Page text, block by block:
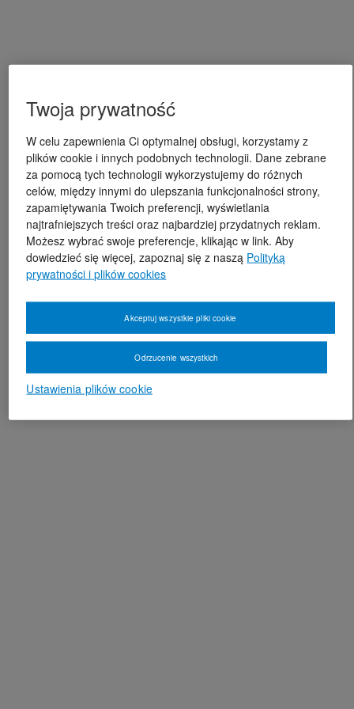
Twoja prywatność
W celu zapewnienia Ci optymalnej obsługi, korzystamy z
plików cookie i innych podobnych technologii. Dane zebrane
za pomocą tych technologii wykorzystujemy do różnych
celów, między innymi do ulepszania funkcjonalności strony,
zapamiętywania Twoich preferencji, wyświetlania
najtrafniejszych treści oraz najbardziej przydatnych reklam.
Możesz wybrać swoje preferencje, klikając w link. Aby
dowiedzieć się więcej, zapoznaj się z naszą Polityką
prywatności i plików cookies
Ustawienia plików cookie
Odrzucenie wszystkich
Akceptuj wszystkie pliki cookie